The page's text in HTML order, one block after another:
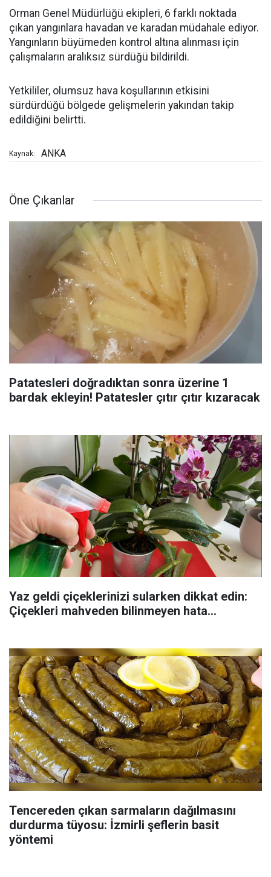
Orman Genel Müdürlüğü ekipleri, 6 farklı noktada
çıkan yangınlara havadan ve karadan müdahale ediyor.
Yangınların büyümeden kontrol altına alınması için
çalışmaların aralıksız sürdüğü bildirildi.
Yetkililer, olumsuz hava koşullarının etkisini
sürdürdüğü bölgede gelişmelerin yakından takip
edildiğini belirtti.
Kaynak: ANKA
Öne Çıkanlar
Patatesleri doğradıktan sonra üzerine 1
bardak ekleyin! Patatesler çıtır çıtır kızaracak
Yaz geldi çiçeklerinizi sularken dikkat edin:
Çiçekleri mahveden bilinmeyen hata...
Tencereden çıkan sarmaların dağılmasını
durdurma tüyosu: İzmirli şeflerin basit
yöntemi